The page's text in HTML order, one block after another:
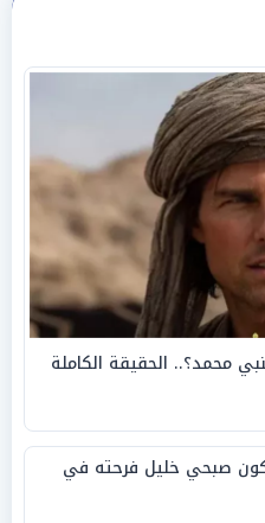
محمد؟.. الحقيقة الكاملة
صبحي خليل فرحته في